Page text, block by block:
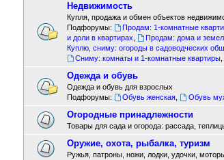
Недвижимость
Купля, продажа и обмен объектов
Подфорумы:
Продам: 1-комнатные
и доли в квартирах
Продам: дома и
Куплю, сниму: огороды в садоводческих
Сниму: комнаты и 1-комнатные квартиры
Одежда и обувь
Одежда и обувь для взрослых
Подфорумы:
Обувь женская Обувь
Огородные принадлежности
Товары для сада и огорода: рассада,
Оружие, охота, рыбалка, туризм
Ружья, патроны, ножи, лодки, удочки,